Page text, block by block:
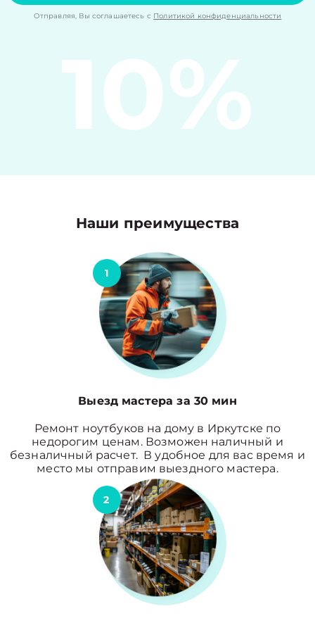
Отправляя, Вы соглашаетесь с Политикой конфиденциальности
10%
Наши преимущества
1
Выезд мастера за 30 мин
Ремонт ноутбуков на дому в Иркутске по
недорогим ценам. Возможен наличный и
безналичный расчет. В удобное для вас время и
место мы отправим выездного мастера.
2